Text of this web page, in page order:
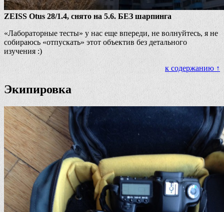
ZEISS Otus 28/1.4, снято на 5.6. БЕЗ шарпинга
«Лабораторные тесты» у нас еще впереди, не волнуйтесь, я не
собираюсь «отпускать» этот объектив без детального
изучения :)
к содержанию ↑
Экипировка